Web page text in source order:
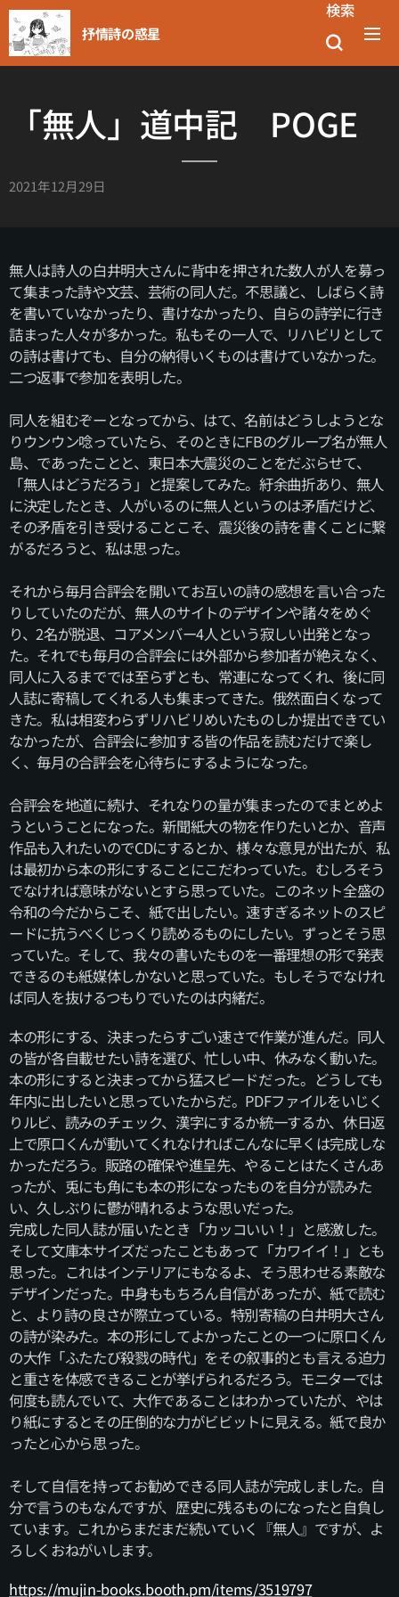
抒情詩の惑星
検索
「無人」道中記 POGE
2021年12月29日
無人は詩人の白井明大さんに背中を押された数人が人を募っ
て集まった詩や文芸、芸術の同人だ。不思議と、しばらく詩
を書いていなかったり、書けなかったり、自らの詩学に行き
詰まった人々が多かった。私もその一人で、リハビリとして
の詩は書けても、自分の納得いくものは書けていなかった。
二つ返事で参加を表明した。
同人を組むぞーとなってから、はて、名前はどうしようとな
りウンウン唸っていたら、そのときにFBのグループ名が無人
島、であったことと、東日本大震災のことをだぶらせて、
「無人はどうだろう」と提案してみた。紆余曲折あり、無人
に決定したとき、人がいるのに無人というのは矛盾だけど、
その矛盾を引き受けることこそ、震災後の詩を書くことに繋
がるだろうと、私は思った。
それから毎月合評会を開いてお互いの詩の感想を言い合った
りしていたのだが、無人のサイトのデザインや諸々をめぐ
り、2名が脱退、コアメンバー4人という寂しい出発となっ
た。それでも毎月の合評会には外部から参加者が絶えなく、
同人に入るまででは至らずとも、常連になってくれ、後に同
人誌に寄稿してくれる人も集まってきた。俄然面白くなって
きた。私は相変わらずリハビリめいたものしか提出できてい
なかったが、合評会に参加する皆の作品を読むだけで楽し
く、毎月の合評会を心待ちにするようになった。
合評会を地道に続け、それなりの量が集まったのでまとめよ
うということになった。新聞紙大の物を作りたいとか、音声
作品も入れたいのでCDにするとか、様々な意見が出たが、私
は最初から本の形にすることにこだわっていた。むしろそう
でなければ意味がないとすら思っていた。このネット全盛の
令和の今だからこそ、紙で出したい。速すぎるネットのスピ
ードに抗うべくじっくり読めるものにしたい。ずっとそう思
っていた。そして、我々の書いたものを一番理想の形で発表
できるのも紙媒体しかないと思っていた。もしそうでなけれ
ば同人を抜けるつもりでいたのは内緒だ。
本の形にする、決まったらすごい速さで作業が進んだ。同人
の皆が各自載せたい詩を選び、忙しい中、休みなく動いた。
本の形にすると決まってから猛スピードだった。どうしても
年内に出したいと思っていたからだ。PDFファイルをいじく
りルビ、読みのチェック、漢字にするか統一するか、休日返
上で原口くんが動いてくれなければこんなに早くは完成しな
かっただろう。販路の確保や進呈先、やることはたくさんあ
ったが、兎にも角にも本の形になったものを自分が読みた
い、久しぶりに鬱が晴れるような思いだった。
完成した同人誌が届いたとき「カッコいい！」と感激した。
そして文庫本サイズだったこともあって「カワイイ！」とも
思った。これはインテリアにもなるよ、そう思わせる素敵な
デザインだった。中身ももちろん自信があったが、紙で読む
と、より詩の良さが際立っている。特別寄稿の白井明大さん
の詩が染みた。本の形にしてよかったことの一つに原口くん
の大作「ふたたび殺戮の時代」をその叙事的とも言える迫力
と重さを体感できることが挙げられるだろう。モニターでは
何度も読んでいて、大作であることはわかっていたが、やは
り紙にするとその圧倒的な力がビビットに見える。紙で良か
ったと心から思った。
そして自信を持ってお勧めできる同人誌が完成しました。自
分で言うのもなんですが、歴史に残るものになったと自負し
ています。これからまだまだ続いていく『無人』ですが、よ
ろしくおねがいします。
https://mujin-books.booth.pm/items/3519797